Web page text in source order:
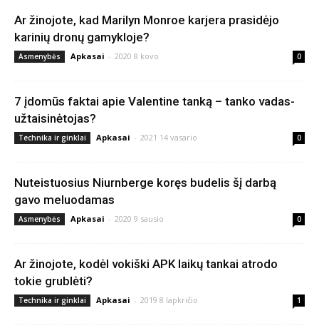
Ar žinojote, kad Marilyn Monroe karjera prasidėjo
karinių dronų gamykloje?
Asmenybės Apkasai - 2020 8 kovo 0
7 įdomūs faktai apie Valentine tanką – tanko vadas-
užtaisinėtojas?
Technika ir ginklai Apkasai - 2021 14 vasario 0
Nuteistuosius Niurnberge koręs budelis šį darbą
gavo meluodamas
Asmenybės Apkasai - 2020 9 sausio 0
Ar žinojote, kodėl vokiški APK laikų tankai atrodo
tokie grublėti?
Technika ir ginklai Apkasai - 2019 8 lapkričio 1